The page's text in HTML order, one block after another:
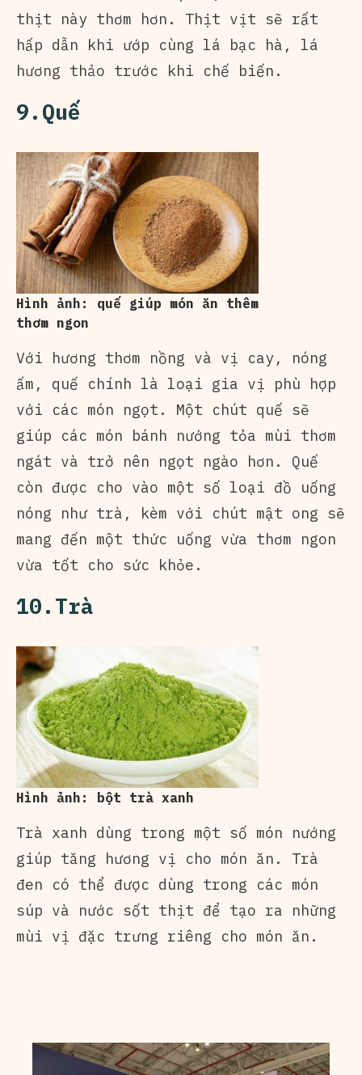
thịt này thơm hơn. Thịt vịt sẽ rất
hấp dẫn khi ướp cùng lá bạc hà, lá
hương thảo trước khi chế biến.
9.Quế
Hình ảnh: quế giúp món ăn thêm
thơm ngon
Với hương thơm nồng và vị cay, nóng
ấm, quế chính là loại gia vị phù hợp
với các món ngọt. Một chút quế sẽ
giúp các món bánh nướng tỏa mùi thơm
ngát và trở nên ngọt ngào hơn. Quế
còn được cho vào một số loại đồ uống
nóng như trà, kèm với chút mật ong sẽ
mang đến một thức uống vừa thơm ngon
vừa tốt cho sức khỏe.
10.Trà
Hình ảnh: bột trà xanh
Trà xanh dùng trong một số món nướng
giúp tăng hương vị cho món ăn. Trà
đen có thể được dùng trong các món
súp và nước sốt thịt để tạo ra những
mùi vị đặc trưng riêng cho món ăn.